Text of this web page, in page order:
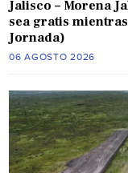
Jalisco – Morena
sea gratis
Jornada)
06 AGOSTO 2026